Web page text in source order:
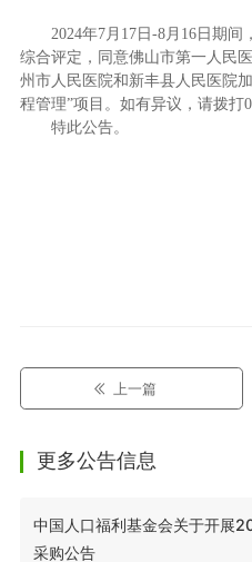
2024年7月17日-8月16日期
综合评定，同意佛山市第一人民
州市人民医院和新丰县人民医院
程管理”项目。如有异议，请拨打
特此公告。
上一篇
更多公告信息
中国人口福利基金会关于开展
采购公告